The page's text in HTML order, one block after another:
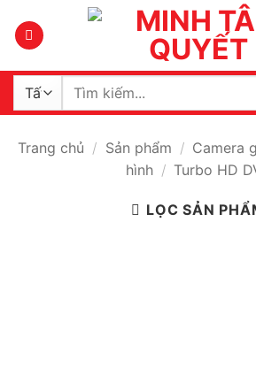
qua
dung
Tìm
Trang chủ / Sản phẩm / Camera
hình / Turbo HD
LỌC SẢN